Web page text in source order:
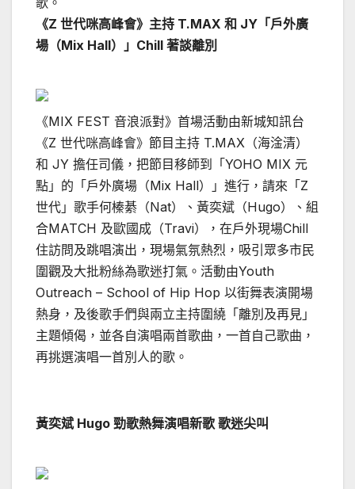
《Z 世代咪高峰會》主持 T.MAX 和 JY「戶外廣
場（Mix Hall）」Chill 著談離別
《MIX FEST 音浪派對》首場活動由新城知訊台
《Z 世代咪高峰會》節目主持 T.MAX（海淦清）
和 JY 擔任司儀，把節目移師到「YOHO MIX 元
點」的「戶外廣場（Mix Hall）」進行，請來「Z
世代」歌手何榛綦（Nat）、黃奕斌（Hugo）、組
合MATCH 及歐國成（Travi），在戶外現場Chill
住訪問及跳唱演出，現場氣氛熱烈，吸引眾多市民
圍觀及大批粉絲為歌迷打氣。活動由Youth
Outreach – School of Hip Hop 以街舞表演開場
熱身，及後歌手們與兩立主持圍繞「離別及再見」
主題傾偈，並各自演唱兩首歌曲，一首自己歌曲，
再挑選演唱一首別人的歌。
黃奕斌 Hugo 勁歌熱舞演唱新歌 歌迷尖叫